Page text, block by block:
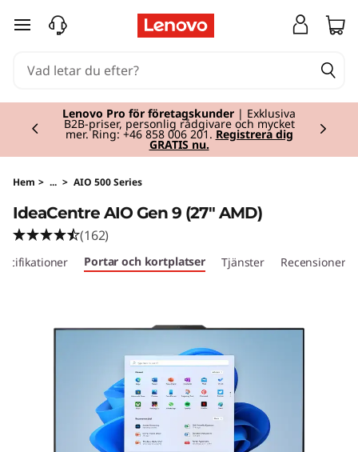
C
e
n
hoppa vidare till huvudinnehållet
Lenovo Pro för företagskunder | Exklusiva
B2B-priser, personlig rådgivare och mycket
mer. Ring: +46 858 006 201. Registrera dig
GRATIS nu.
Currently displaying item 2 of 2
Hem > ... > AIO 500 Series
IdeaCentre AIO Gen 9 (27" AMD)
(162)
Portar och kortplatser Tjänster Recensioner